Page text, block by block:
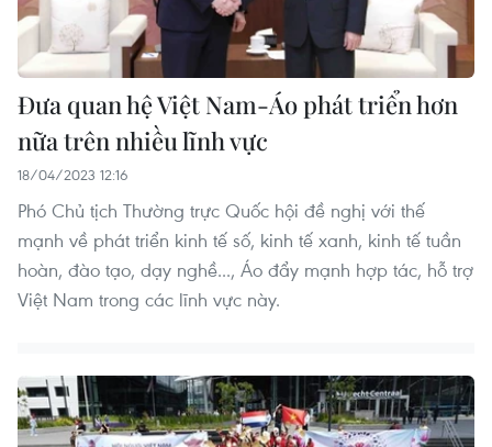
Đưa quan hệ Việt Nam-Áo phát triển hơn
nữa trên nhiều lĩnh vực
18/04/2023 12:16
Phó Chủ tịch Thường trực Quốc hội đề nghị với thế
mạnh về phát triển kinh tế số, kinh tế xanh, kinh tế tuần
hoàn, đào tạo, dạy nghề..., Áo đẩy mạnh hợp tác, hỗ trợ
Việt Nam trong các lĩnh vực này.